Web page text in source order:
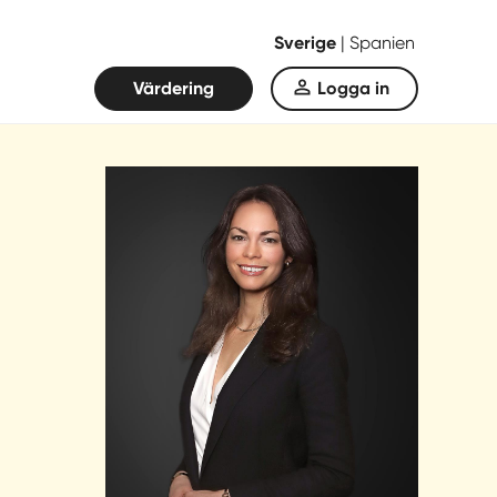
Sverige | Spanien
Värdering Logga in